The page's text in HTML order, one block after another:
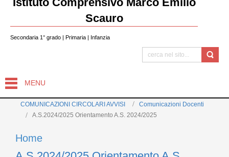
Scauro
Secondaria 1° grado | Primaria | Infanzia
MENU
COMUNICAZIONI CIRCOLARI AVVISI
Comunicazioni Docenti
A.S.2024/2025 Orientamento A.S. 2024/2025
Home